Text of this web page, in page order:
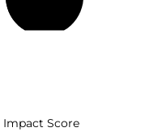
Impact Score